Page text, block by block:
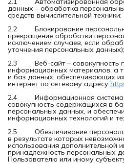
данных – обработка
средств вычислительной техники;
2.2 Блокирование
прекращение обработки
исключением случаев, если
уточнения персональных данных);
2.3 Веб-сайт – совокупность
информационных материалов, а
и баз данных, обеспечивающих
интернет по сетевому адресу
2.4 Информационная система
совокупность содержащихся в
персональных данных, и
информационных технологий и
2.5 Обезличивание
в результате которых
использования дополнительной
принадлежность персональных
Пользователю или иному